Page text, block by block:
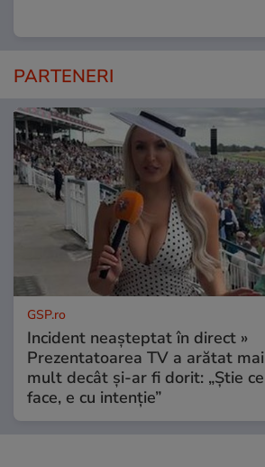
PARTENERI
GSP.ro
Incident neașteptat în direct »
Prezentatoarea TV a arătat mai
mult decât și-ar fi dorit: „Știe ce
face, e cu intenție”